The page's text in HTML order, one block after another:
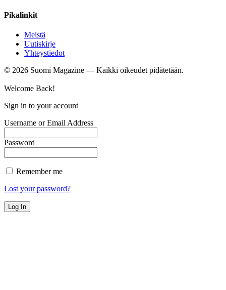
Pikalinkit
Meistä
Uutiskirje
Yhteystiedot
© 2026 Suomi Magazine — Kaikki oikeudet pidätetään.
Welcome Back!
Sign in to your account
Username or Email Address
Password
Remember me
Lost your password?